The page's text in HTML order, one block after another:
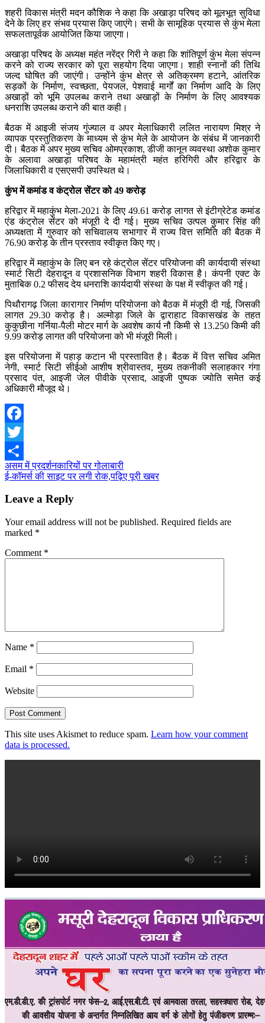
शहरी विकास मंत्री मदन कौशिक ने कहा कि अखाड़ा परिषद को मूलभूत सुविधा
देने के लिए हर संभव प्रयास किए जाएंगे। सभी के सामूहिक प्रयास से कुंभ मेला
सफलतापूर्वक आयोजित किया जाएगा।
अखाड़ा परिषद के अध्यक्ष महंत नरेंद्र गिरी ने कहा कि शांतिपूर्ण कुंभ मेला संपन्न
करने को राज्य सरकार को पूरा सहयोग दिया जाएगा। शाही स्नानों की तिथि
जल्द घोषित की जाएंगी। उन्होंने कुंभ क्षेत्र से अतिक्रमण हटाने, आंतरिक
सड़कों के निर्माण, स्वच्छता, पेयजल, पेशवाई मार्गों का निर्माण आदि के लिए
अखाड़ों को भूमि उपलब्ध कराने तथा अखाड़ों के निर्माण के लिए आवश्यक
धनराशि उपलब्ध कराने की बात कही।
बैठक में आइजी संजय गुंज्याल व अपर मेलाधिकारी ललित नारायण मिश्र ने
व्यापक प्रस्तुतिकरण के माध्यम से कुंभ मेले के आयोजन के संबंध में जानकारी
दी। बैठक में अपर मुख्य सचिव ओमप्रकाश, डीजी कानून व्यवस्था अशोक कुमार
के अलावा अखाड़ा परिषद के महामंत्री महंत हरिगिरी और हरिद्वार के
जिलाधिकारी व एसएसपी उपस्थित थे।
कुंभ में कमांड व कंट्रोल सेंटर को 49 करोड़
हरिद्वार में महाकुंभ मेला-2021 के लिए 49.61 करोड़ लागत से इंटीग्रेटेड कमांड
एंड कंट्रोल सेंटर को मंजूरी दे दी गई। मुख्य सचिव उत्पल कुमार सिंह की
अध्यक्षता में गुरुवार को सचिवालय सभागार में राज्य वित्त समिति की बैठक में
76.90 करोड़ के तीन प्रस्ताव स्वीकृत किए गए।
हरिद्वार में महाकुंभ के लिए बन रहे कंट्रोल सेंटर परियोजना की कार्यदायी संस्था
स्मार्ट सिटी देहरादून व प्रशासनिक विभाग शहरी विकास है। कंपनी एक्ट के
मुताबिक 0.2 फीसद देय धनराशि कार्यदायी संस्था के पक्ष में स्वीकृत की गई।
पिथौरागढ़ जिला कारागार निर्माण परियोजना को बैठक में मंजूरी दी गई, जिसकी
लागत 29.30 करोड़ है। अल्मोड़ा जिले के द्वाराहाट विकासखंड के तहत
कुकुछीना गर्निया-पैली मोटर मार्ग के अवशेष कार्य नौ किमी से 13.250 किमी की
9.99 करोड़ लागत की परियोजना को भी मंजूरी मिली।
इस परियोजना में पहाड़ कटान भी प्रस्तावित है। बैठक में वित्त सचिव अमित
नेगी, स्मार्ट सिटी सीईओ आशीष श्रीवास्तव, मुख्य तकनीकी सलाहकार गंगा
प्रसाद पंत, आइजी जेल पीवीके प्रसाद, आइजी पुष्पक ज्योति समेत कई
अधिकारी मौजूद थे।
Facebook
Twitter
Share
Post
navigation
असम में प्रदर्शनकारियों पर गोलाबारी
ई-कॉमर्स की साइट पर लगी रोक,पढ़िए पूरी खबर
Leave a Reply
Your email address will not be published. Required fields are
marked *
Comment *
Name *
Email *
Website
This site uses Akismet to reduce spam. Learn how your comment
data is processed.